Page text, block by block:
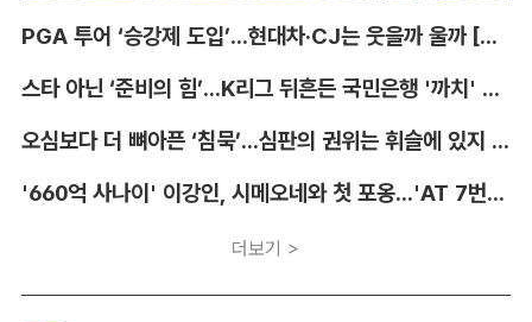
PGA 투어 ‘승강제 도입’...현대차·CJ는 웃을까 울까 [박호윤의 IN&OUT]
스타 아닌 ‘준비의 힘’...K리그 뒤흔든 국민은행 '까치' 사단 [이영규의 비욘더매치]
오심보다 더 뼈아픈 ‘침묵’...심판의 권위는 휘슬에 있지 않다 [박순규의 창]
'660억 사나이' 이강인, 시메오네와 첫 포옹...'AT 7번' 데뷔 초읽기
더보기 >